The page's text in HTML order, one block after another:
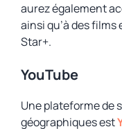
aurez également
ainsi qu’à des
Star+.
YouTube
Une plateforme de
géographiques est